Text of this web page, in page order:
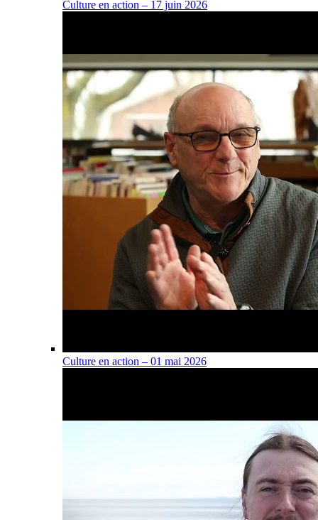
Culture en action – 17 juin 2026
Culture en action – 01 mai 2026